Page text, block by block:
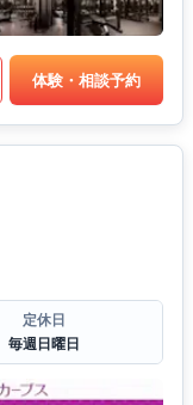
体験・相談予約
定休日
毎週日曜日